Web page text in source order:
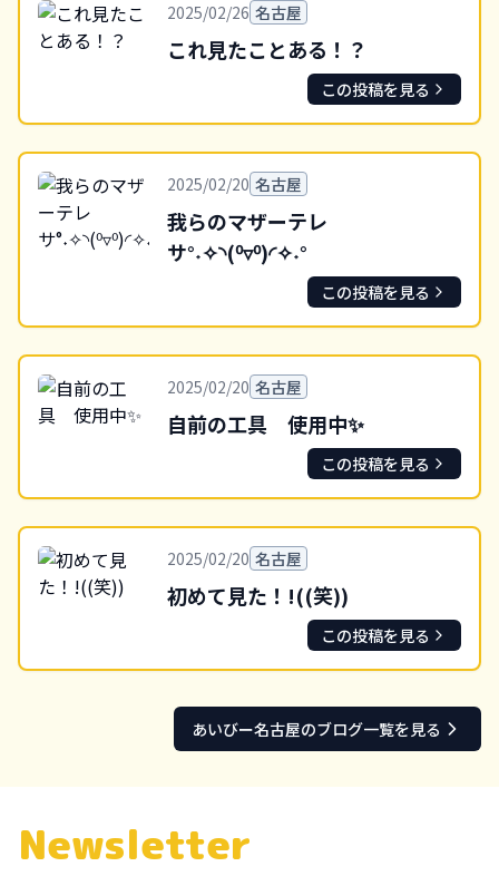
2025/02/26 名古屋
これ見たことある！？
この投稿を見る
2025/02/20 名古屋
我らのマザーテレ
サ°˖✧◝(⁰▿⁰)◜✧˖°
この投稿を見る
2025/02/20 名古屋
自前の工具 使用中✨
この投稿を見る
2025/02/20 名古屋
初めて見た！!((笑))
この投稿を見る
あいびー名古屋のブログ一覧を見る
Newsletter